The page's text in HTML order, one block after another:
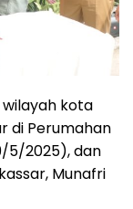
kota
di Perumahan
5/2025), dan
Munafri